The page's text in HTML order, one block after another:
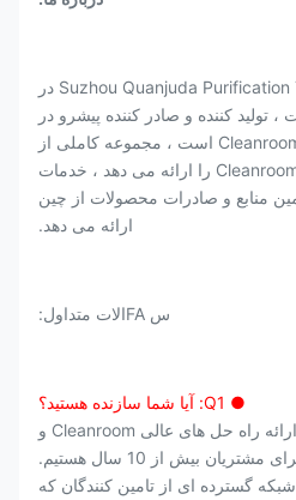
Suzhou Quanjuda Purification Technology Co. ، LTD در
، تولید کننده و صادر کننده پیشرو در
محصولات مختلف ESD و Cleanroom است ، مجموعه کاملی از
تجهیزات و ملزومات ESD و Cleanroom را ارائه می دهد ، خدمات
منابع و صادرات محصولات از چین
ارائه می دهد.
س FAالات متداول:
● Q1: آیا شما سازنده هستید؟
پاسخ: بله ، ما در حال تولید و ارائه راه حل های عالی Cleanroom و
گسترده ای از تامین کنندگان که